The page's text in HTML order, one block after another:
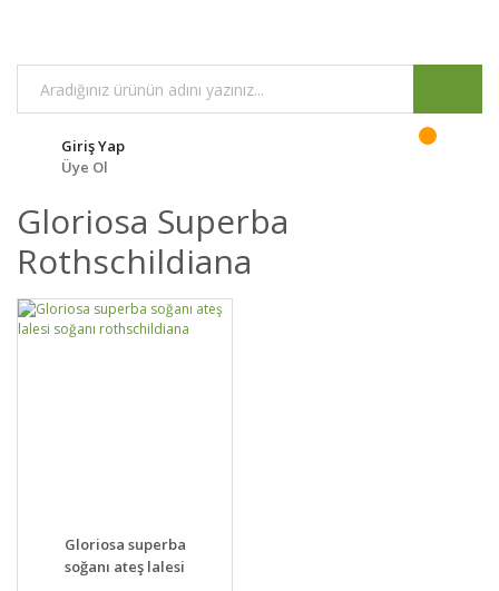
Giriş Yap
Üye Ol
Gloriosa Superba
Rothschildiana
DETAYLAR
VER
Gloriosa superba
soğanı ateş lalesi